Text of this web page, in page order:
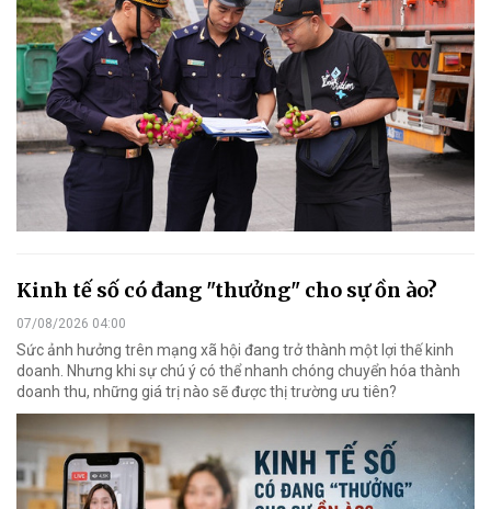
Kinh tế số có đang "thưởng" cho sự ồn ào?
07/08/2026 04:00
Sức ảnh hưởng trên mạng xã hội đang trở thành một lợi thế kinh
doanh. Nhưng khi sự chú ý có thể nhanh chóng chuyển hóa thành
doanh thu, những giá trị nào sẽ được thị trường ưu tiên?